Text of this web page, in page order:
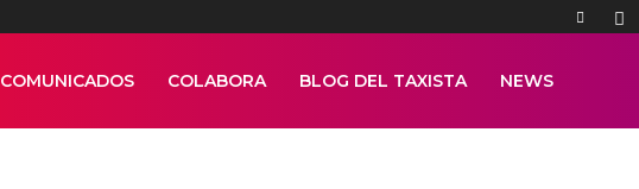
COMUNICADOS COLABORA BLOG DEL TAXISTA NEWS